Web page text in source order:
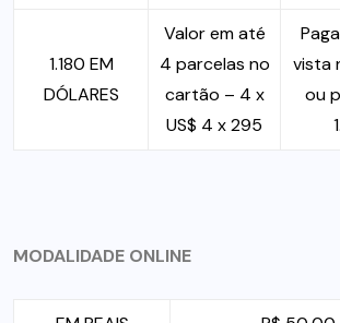
1.180 EM
DÓLARES
Valor em até
4 parcelas no
cartão – 4 x
US$ 4 x 295
vista
ou
MODALIDADE ONLINE